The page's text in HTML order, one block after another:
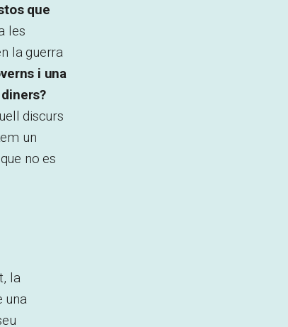
que
les
la guerra
i una
discurs
un
no es
la
una